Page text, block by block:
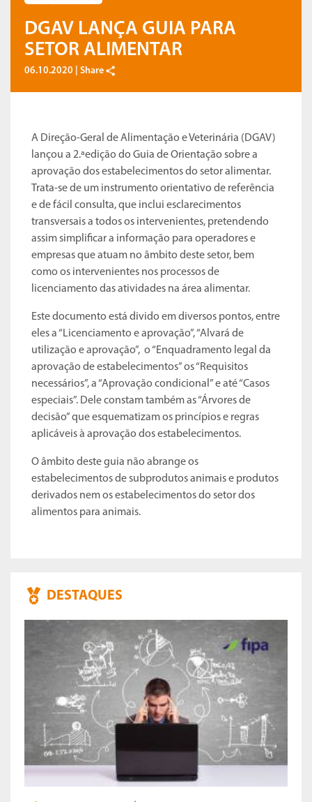
DGAV LANÇA GUIA PARA
SETOR ALIMENTAR
06.10.2020 | Share
A Direção-Geral de Alimentação e Veterinária (DGAV)
lançou a 2.ªedição do Guia de Orientação sobre a
aprovação dos estabelecimentos do setor alimentar.
Trata-se de um instrumento orientativo de referência
e de fácil consulta, que inclui esclarecimentos
transversais a todos os intervenientes, pretendendo
assim simplificar a informação para operadores e
empresas que atuam no âmbito deste setor, bem
como os intervenientes nos processos de
licenciamento das atividades na área alimentar.
Este documento está divido em diversos pontos, entre
eles a “Licenciamento e aprovação”, “Alvará de
utilização e aprovação”, o “Enquadramento legal da
aprovação de estabelecimentos” os “Requisitos
necessários”, a “Aprovação condicional” e até “Casos
especiais”. Dele constam também as “Árvores de
decisão” que esquematizam os princípios e regras
aplicáveis à aprovação dos estabelecimentos.
O âmbito deste guia não abrange os
estabelecimentos de subprodutos animais e produtos
derivados nem os estabelecimentos do setor dos
alimentos para animais.
DESTAQUES